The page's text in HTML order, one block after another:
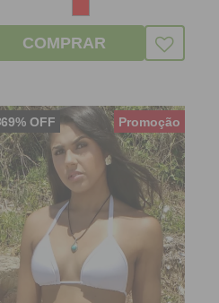
COMPRAR
69% OFF